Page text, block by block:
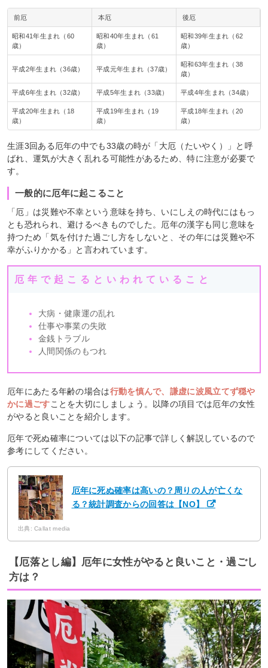
前厄 本厄 後厄
昭和41年生まれ（60
歳）
昭和40年生まれ（61
歳）
昭和39年生まれ（62
歳）
平成2年生まれ（36歳） 平成元年生まれ（37歳）
昭和63年生まれ（38
歳）
平成6年生まれ（32歳） 平成5年生まれ（33歳） 平成4年生まれ（34歳）
平成20年生まれ（18
歳）
平成19年生まれ（19
歳）
平成18年生まれ（20
歳）
生涯3回ある厄年の中でも33歳の時が「大厄（たいやく）」と呼
ばれ、運気が大きく乱れる可能性があるため、特に注意が必要で
す。
一般的に厄年に起こること
「厄」は災難や不幸という意味を持ち、いにしえの時代にはもっ
とも恐れられ、避けるべきものでした。厄年の漢字も同じ意味を
持つため「気を付けた過ごし方をしないと、その年には災難や不
幸がふりかかる」と言われています。
厄年で起こるといわれていること
大病・健康運の乱れ
仕事や事業の失敗
金銭トラブル
人間関係のもつれ
厄年にあたる年齢の場合は行動を慎んで、謙虚に波風立てず穏や
かに過ごすことを大切にしましょう。以降の項目では厄年の女性
がやると良いことを紹介します。
厄年で死ぬ確率については以下の記事で詳しく解説しているので
参考にしてください。
厄年に死ぬ確率は高いの？周りの人が亡くな
る？統計調査からの回答は【NO】
出典: Callat media
【厄落とし編】厄年に女性がやると良いこと・過ごし
方は？